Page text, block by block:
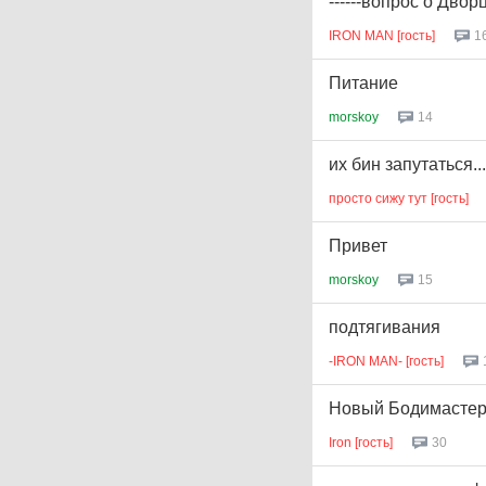
IRON MAN [гость]
Питание
morskoy 14
их бин
просто сижу тут [гость]
Привет
morskoy 15
подтягивания
-IRON MAN- [гость]
Новый Бодимастер
Iron [гость] 30